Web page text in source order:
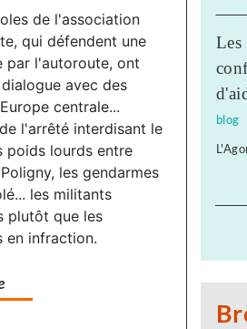
de l'association
qui défendent une
par l'autoroute, ont
avec des
centrale...
l'arrêté interdisant le
poids lourds entre
les gendarmes
les militants
plutôt que les
en infraction.
Les
blog